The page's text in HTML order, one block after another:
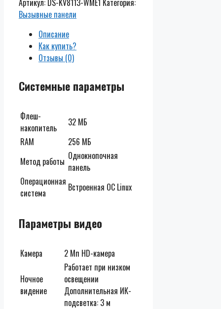
Артикул: DS-KV8113-WME1 Категория:
Вызывные панели
Описание
Как купить?
Отзывы (0)
Системные параметры
Флеш-
накопитель
32 MБ
RAM
256 MБ
Метод работы Однокнопочная
панель
Операционная
система
Встроенная ОС Linux
Параметры видео
Камера 2 Мп HD-камера
Ночное
видение
Работает при низком
освещении
Дополнительная ИК-
подсветка: 3 м